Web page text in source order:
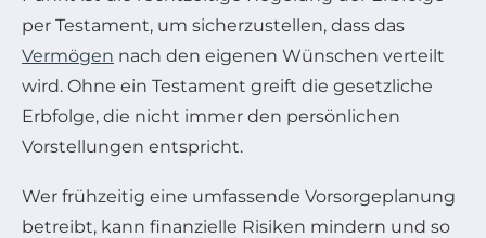
per Testament, um sicherzustellen, dass das
Vermögen nach den eigenen Wünschen verteilt
wird. Ohne ein Testament greift die gesetzliche
Erbfolge, die nicht immer den persönlichen
Vorstellungen entspricht.
Wer frühzeitig eine umfassende Vorsorgeplanung
betreibt, kann finanzielle Risiken mindern und so